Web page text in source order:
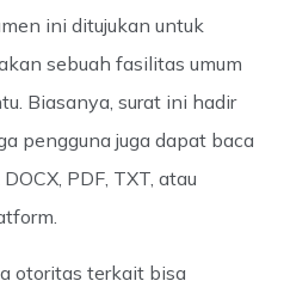
ini ditujukan untuk
sebuah fasilitas umum
Biasanya, surat ini hadir
pengguna juga dapat baca
PDF, TXT, atau
otoritas terkait bisa